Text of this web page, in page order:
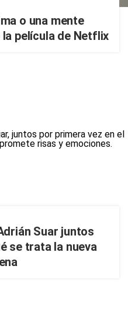
o una mente
película de Netflix
Suar juntos
se trata la nueva